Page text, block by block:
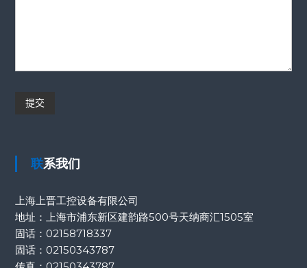
联系我们
上海上晋工控设备有限公司
地址：上海市浦东新区建韵路500号天纳商汇1505室
固话： 02158718337
固话： 02150343787